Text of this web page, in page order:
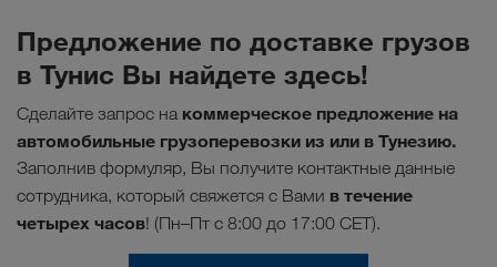
Предложение по доставке грузов
в Тунис Вы найдете здесь!
Сделайте запрос на коммерческое предложение на
автомобильные грузоперевозки из или в Тунезию.
Заполнив формуляр, Вы получите контактные данные
сотрудника, который свяжется с Вами в течение
четырех часов! (Пн–Пт с 8:00 до 17:00 CET).